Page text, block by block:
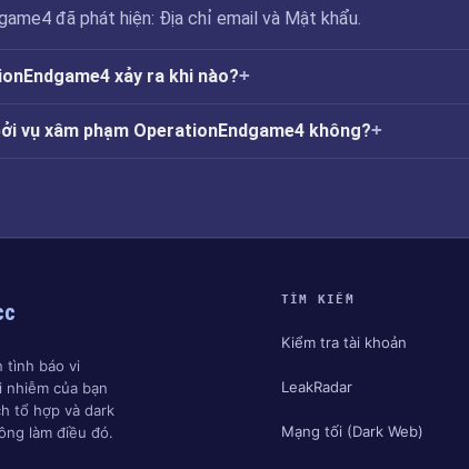
đã phát hiện: Địa chỉ email và Mật khẩu.
xảy ra khi nào?
vụ xâm phạm OperationEndgame4 không?
tình báo vi
nhiễm của bạn
tổ hợp và dark
làm điều đó.
TÌM KIẾM
Kiểm tra tài khoản
LeakRadar
Mạng tối (Dark Web)